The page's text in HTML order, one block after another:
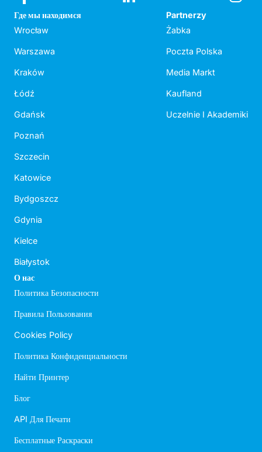
Где мы находимся
Wrocław
Warszawa
Kraków
Łódź
Gdańsk
Poznań
Szczecin
Katowice
Bydgoszcz
Gdynia
Kielce
Białystok
Partnerzy
Żabka
Poczta Polska
Media Markt
Kaufland
Uczelnie I Akademiki
О нас
Политика Безопасности
Правила Пользования
Cookies Policy
Политика Конфиденциальности
Найти Принтер
Блог
API Для Печати
Бесплатные Раскраски